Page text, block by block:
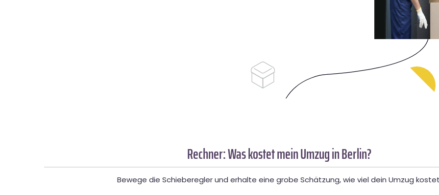
Rechner: Was kostet mein Umzug in Berlin?
Bewege die Schieberegler und erhalte eine grobe Schätzung, wie viel dein Umzug